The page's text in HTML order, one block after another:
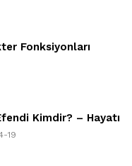
Fonksiyonları
Kimdir? – Hayatı
19